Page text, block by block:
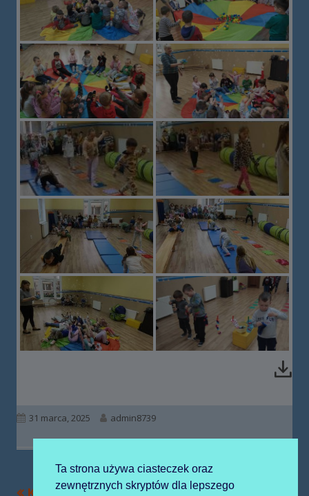
Opublikowano
31 marca, 2025 Autor
admin8739
Poprzedni
Kolejowe ABC Następny
Zabawy w
Ta strona używa ciasteczek oraz
zewnętrznych skryptów dla lepszego